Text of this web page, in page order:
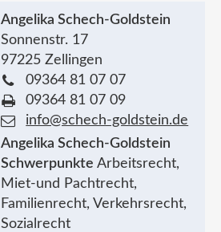
Angelika Schech-Goldstein
Sonnenstr. 17
97225 Zellingen
09364 81 07 07
09364 81 07 09
info@schech-goldstein.de
Angelika Schech-Goldstein
Schwerpunkte Arbeitsrecht,
Miet-und Pachtrecht,
Familienrecht, Verkehrsrecht,
Sozialrecht